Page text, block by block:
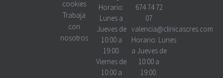
cookies
Trabaja
con
nosotros
Horario:
Lunes a
Jueves de
10:00 a
19:00.
Viernes de
10:00 a
674 74 72
07
valencia@clinicascres.com
Horario: Lunes
a Jueves de
10:00 a
19:00.